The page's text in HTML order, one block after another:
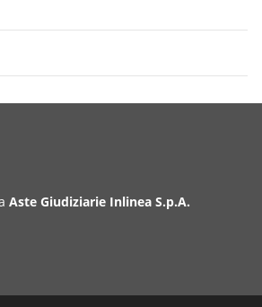
Aste Giudiziarie Inlinea S.p.A.